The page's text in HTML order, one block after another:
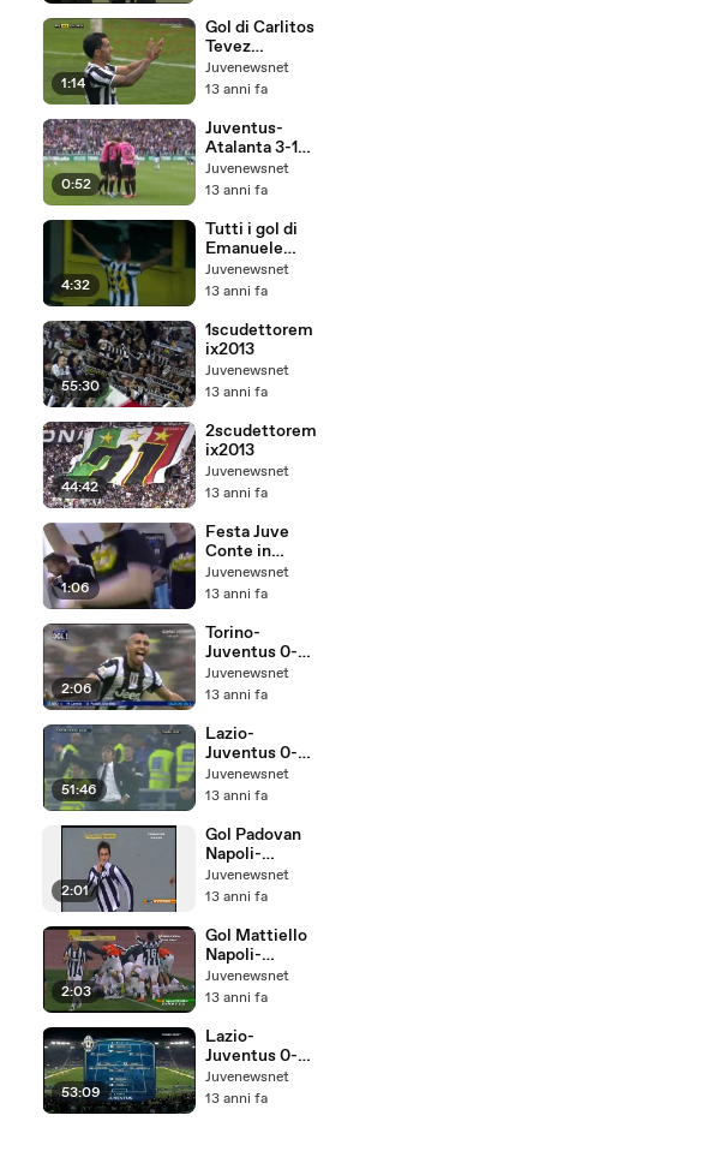
1:14
Gol di Carlitos
Tevez
Juventus-
Rappresentati
7-0
Juvenewsnet
13 anni fa
0:52
Juventus-
Atalanta 3-1
Ultimo gol di
Del Piero in
Juvenewsnet
13 anni fa
4:32
Tutti i gol di
Emanuele
Giaccherini
con la
(2011-2013)
Juvenewsnet
13 anni fa
55:30
1scudettorem
ix2013
Juvenewsnet
13 anni fa
44:42
2scudettorem
ix2013
Juvenewsnet
13 anni fa
1:06
Festa Juve
Conte in
mutande nella
vasca
Juvenewsnet
13 anni fa
2:06
Torino-
Juventus 0-2
Highlights
28/4/2013
Juvenewsnet
13 anni fa
51:46
Lazio-
Juventus 0-2
(Secondo
Tempo)
Juvenewsnet
13 anni fa
2:01
Gol Padovan
Napoli-
Juventus 1-2
Finale Coppa
Primavera
2013
Juvenewsnet
13 anni fa
2:03
Gol Mattiello
Napoli-
Juventus 1-2
Finale Coppa
Primavera
2013
Juvenewsnet
13 anni fa
53:09
Lazio-
Juventus 0-2
(Primo
Tempo)
Juvenewsnet
13 anni fa